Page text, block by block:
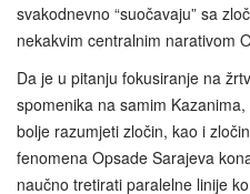
svakodnevno “suočavaju” sa
nekakvim centralnim narativom
Da je u pitanju fokusiranje na
spomenika na samim
bolje razumjeti zločin, kao i
fenomena Opsade Sarajeva
naučno tretirati paralelne linije